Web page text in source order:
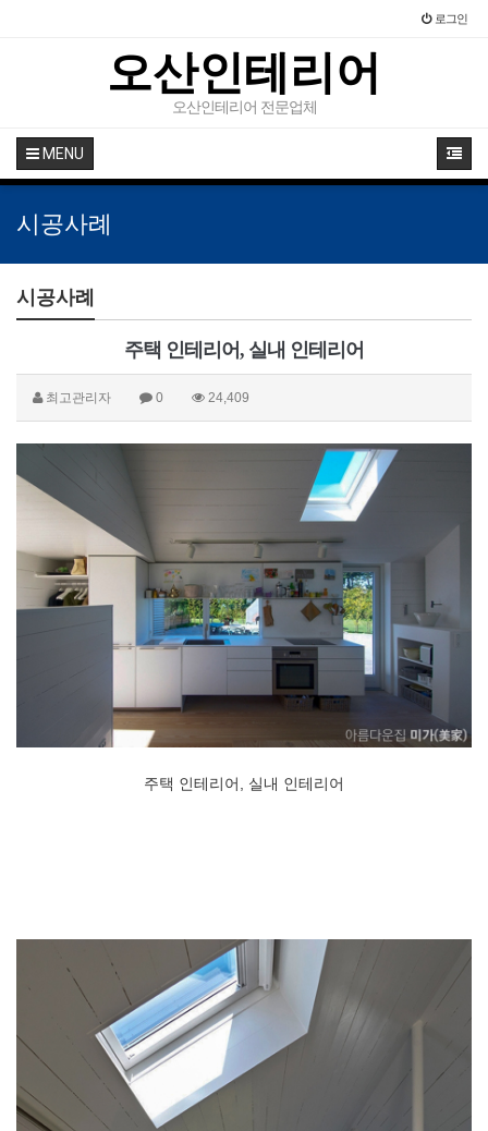
로그인
오산인테리어
오산인테리어 전문업체
MENU
시공사례
시공사례
주택 인테리어, 실내 인테리어
최고관리자 0 24,409
주택 인테리어, 실내 인테리어